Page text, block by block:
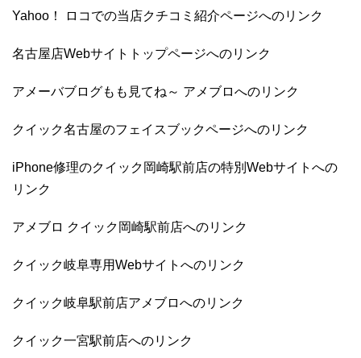
Yahoo！ ロコでの当店クチコミ紹介ページへのリンク
名古屋店Webサイトトップページへのリンク
アメーバブログもも見てね～ アメブロへのリンク
クイック名古屋のフェイスブックページへのリンク
iPhone修理のクイック岡崎駅前店の特別Webサイトへの
リンク
アメブロ クイック岡崎駅前店へのリンク
クイック岐阜専用Webサイトへのリンク
クイック岐阜駅前店アメブロへのリンク
クイック一宮駅前店へのリンク